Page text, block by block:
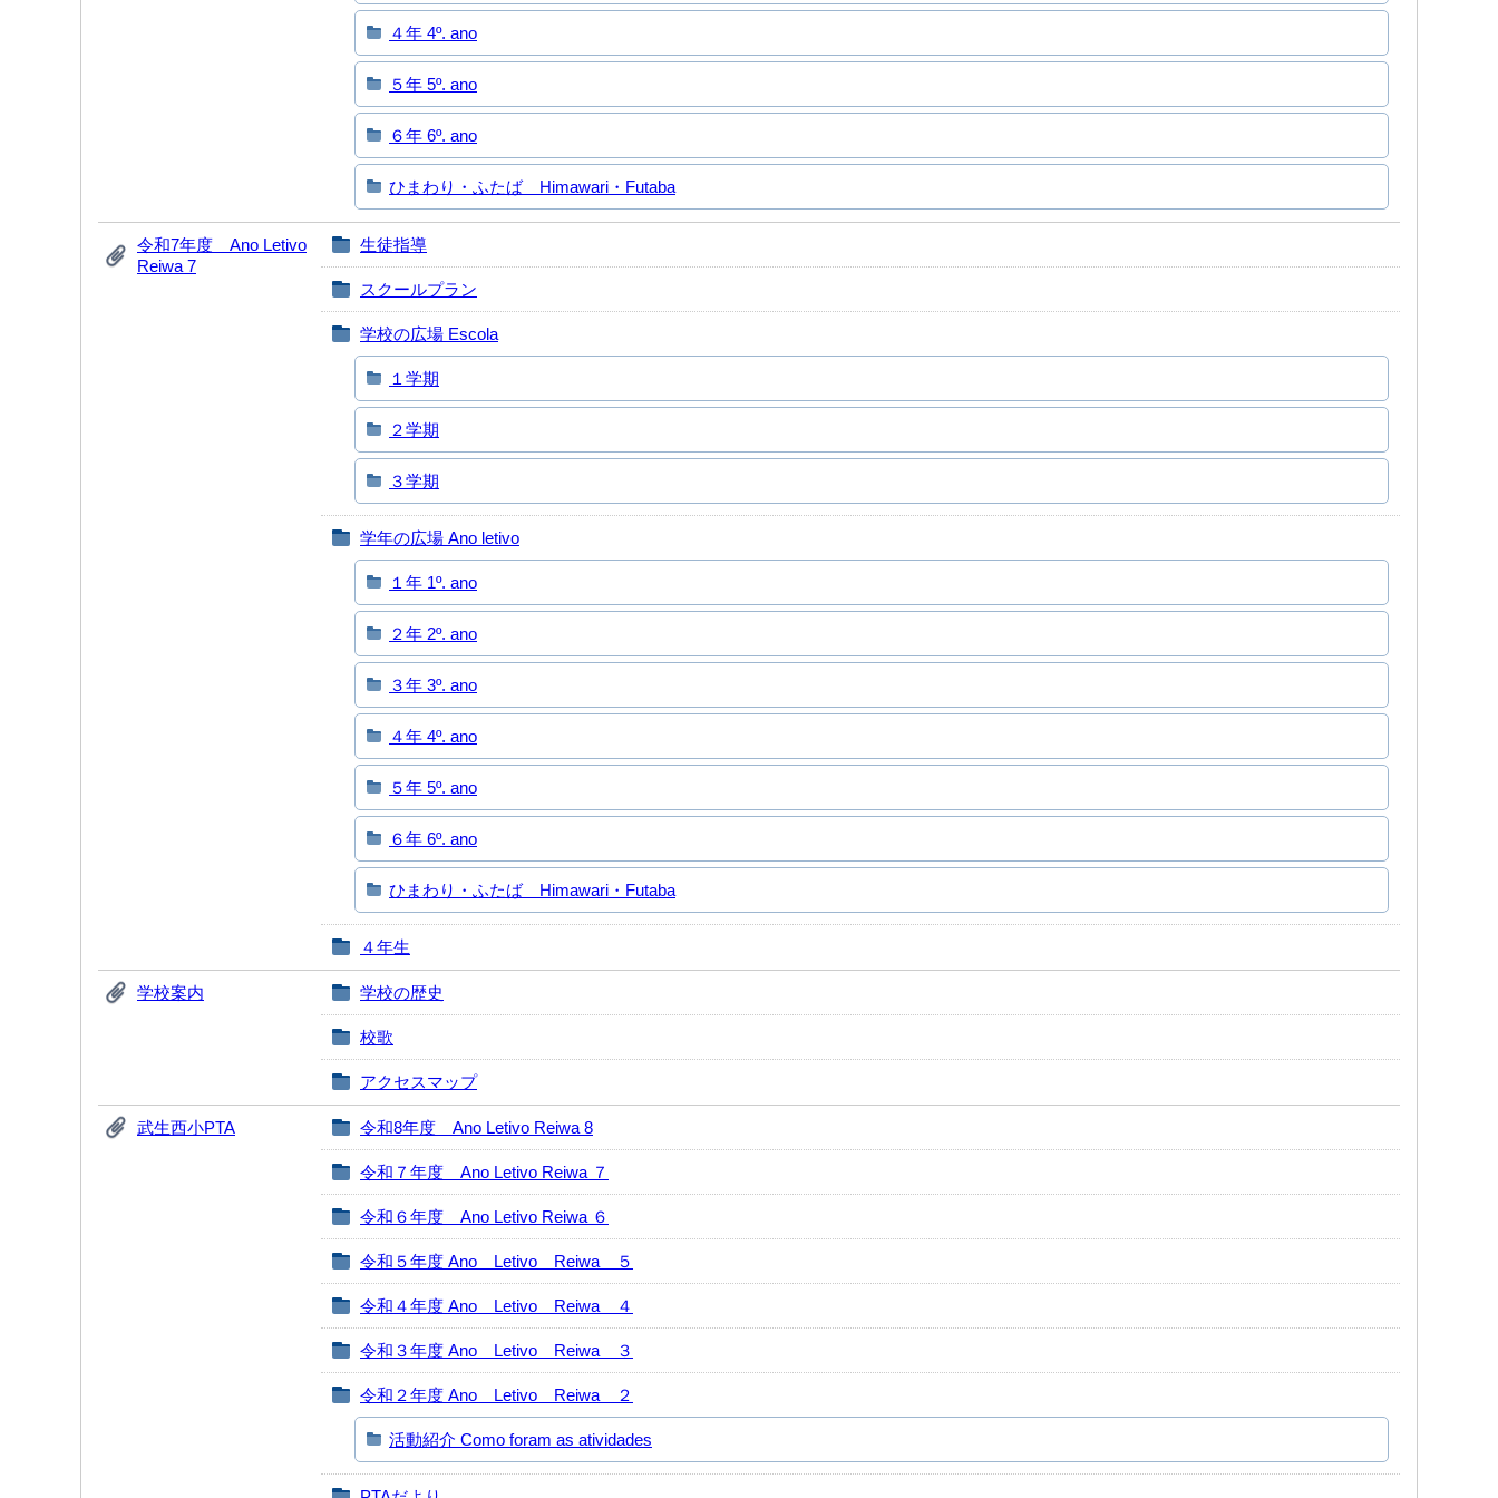
４年 4º. ano
５年 5º. ano
６年 6º. ano
ひまわり・ふたば Himawari・Futaba
令和7年度 Ano Letivo
Reiwa 7
生徒指導
スクールプラン
学校の広場 Escola
１学期
２学期
３学期
学年の広場 Ano letivo
１年 1º. ano
２年 2º. ano
３年 3º. ano
４年 4º. ano
５年 5º. ano
６年 6º. ano
ひまわり・ふたば Himawari・Futaba
４年生
学校案内 学校の歴史
校歌
アクセスマップ
武生西小PTA 令和8年度 Ano Letivo Reiwa 8
令和７年度 Ano Letivo Reiwa ７
令和６年度 Ano Letivo Reiwa ６
令和５年度 Ano Letivo Reiwa ５
令和４年度 Ano Letivo Reiwa ４
令和３年度 Ano Letivo Reiwa ３
令和２年度 Ano Letivo Reiwa ２
活動紹介 Como foram as atividades